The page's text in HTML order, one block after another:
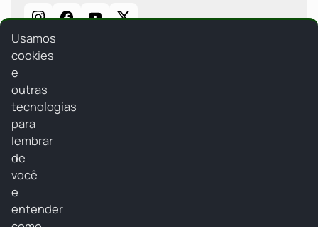
Usamos
cookies
e
outras
tecnologias
para
lembrar
de
você
e
entender
Webradionovabrasiljf
Web Rádio Nova Brasil JF